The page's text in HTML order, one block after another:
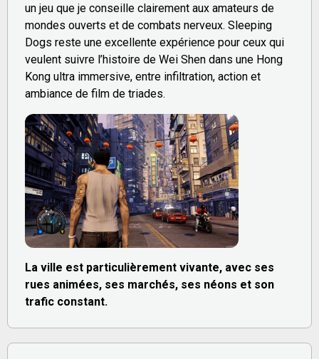
un jeu que je conseille clairement aux amateurs de
mondes ouverts et de combats nerveux. Sleeping
Dogs reste une excellente expérience pour ceux qui
veulent suivre l’histoire de Wei Shen dans une Hong
Kong ultra immersive, entre infiltration, action et
ambiance de film de triades.
La ville est particulièrement vivante, avec ses
rues animées, ses marchés, ses néons et son
trafic constant.